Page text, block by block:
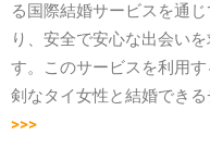
る国際結婚サービスを通
り、安全で安心な出会い
す。このサービスを利用
剣なタイ女性と結婚でき
>>>